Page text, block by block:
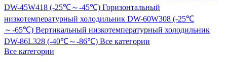
DW-45W418 (-25℃～-45℃) Горизонтальный
низкотемпературный холодильник DW-60W308 (-25℃
～-65℃) Вертикальный низкотемпературный холодильник
DW-86L328 (-40℃～-86℃) Все категории
Все категории